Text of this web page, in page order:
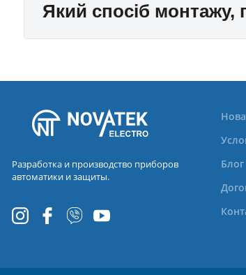
Який спосіб монтажу,
Разработка и производство приборов
автоматики и защиты.
Блог